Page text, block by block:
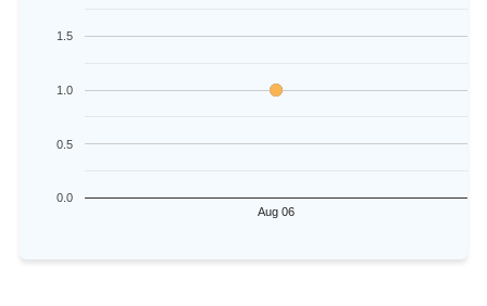
Aug 06
0.0
0.5
1.0
1.5